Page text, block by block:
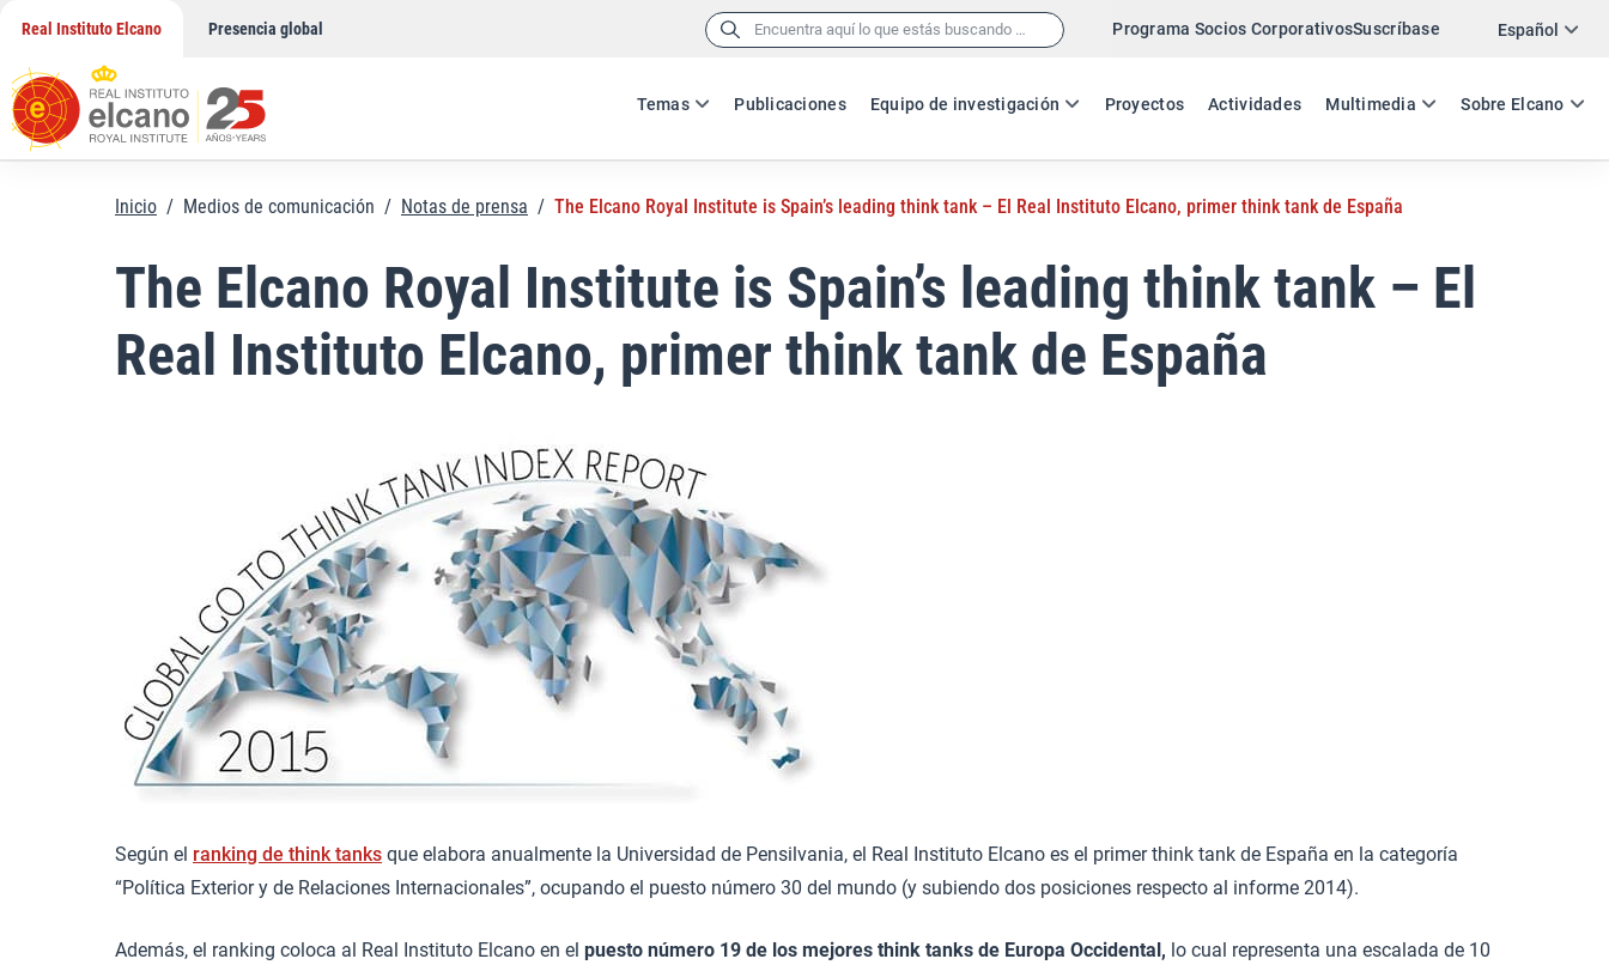
contenido
Real Instituto Elcano Presencia global Buscar: Programa Socios CorporativosSuscríbase Español
ES EN
Temas Publicaciones Equipo de investigación Proyectos Actividades Multimedia Sobre Elcano
COMPARTIR NOTA DE PRENSA
Twitter
Inicio / Medios de comunicación / Notas de prensa / The Elcano Royal Institute is Spain’s leading think tank – El Real Instituto Elcano, primer think tank de España
The Elcano Royal Institute is Spain’s leading think tank – El
Real Instituto Elcano, primer think tank de España
Según el ranking de think tanks que elabora anualmente la Universidad de Pensilvania, el Real Instituto Elcano es el primer think tank de España en la categoría
“Política Exterior y de Relaciones Internacionales”, ocupando el puesto número 30 del mundo (y subiendo dos posiciones respecto al informe 2014).
Además, el ranking coloca al Real Instituto Elcano en el puesto número 19 de los mejores think tanks de Europa Occidental, lo cual representa una escalada de 10